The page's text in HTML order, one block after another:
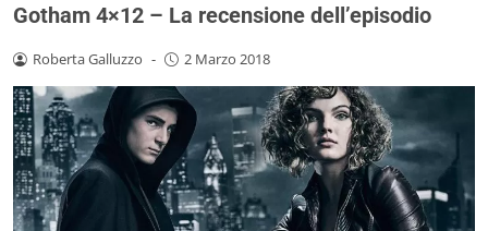
Gotham 4×12 – La recensione dell’episodio
Roberta Galluzzo - 2 Marzo 2018